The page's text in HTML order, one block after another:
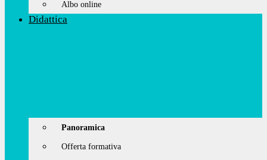
Albo online
Didattica
Panoramica
Offerta formativa